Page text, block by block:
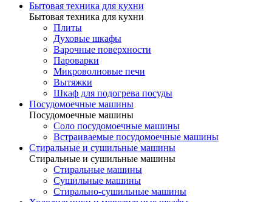
Бытовая техника для кухни
Бытовая техника для кухни
Плиты
Духовые шкафы
Варочные поверхности
Пароварки
Микроволновые печи
Вытяжки
Шкаф для подогрева посуды
Посудомоечные машины
Посудомоечные машины
Соло посудомоечные машины
Встраиваемые посудомоечные машины
Стиральные и сушильные машины
Стиральные и сушильные машины
Стиральные машины
Сушильные машины
Стирально-сушильные машины